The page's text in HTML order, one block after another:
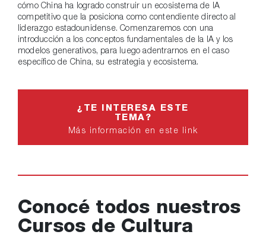
cómo China ha logrado construir un ecosistema de IA
competitivo que la posiciona como contendiente directo al
liderazgo estadounidense. Comenzaremos con una
introducción a los conceptos fundamentales de la IA y los
modelos generativos, para luego adentrarnos en el caso
específico de China, su estrategia y ecosistema.
¿TE INTERESA ESTE
TEMA?
Más información en este link
Conocé todos nuestros
Cursos de Cultura